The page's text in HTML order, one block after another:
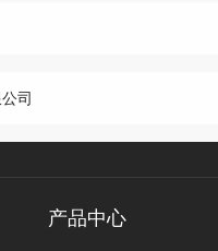
司
产品中心